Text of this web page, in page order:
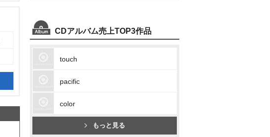
CDアルバム売上TOP3作品
touch
pacific
color
もっと見る